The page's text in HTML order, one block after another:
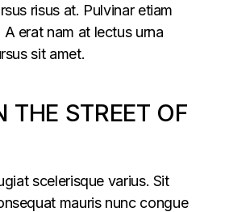
risus at. Pulvinar etiam
erat nam at lectus urna
sit amet.
THE STREET OF
scelerisque varius. Sit
mauris nunc congue